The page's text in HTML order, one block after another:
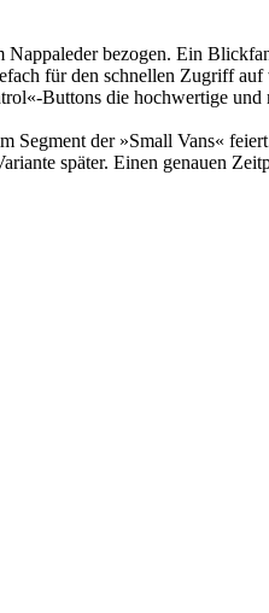
bezogen. Ein
für den schnellen Zugriff
Buttons die hochwertige
Segment der »Small Vans«
später. Einen genauen